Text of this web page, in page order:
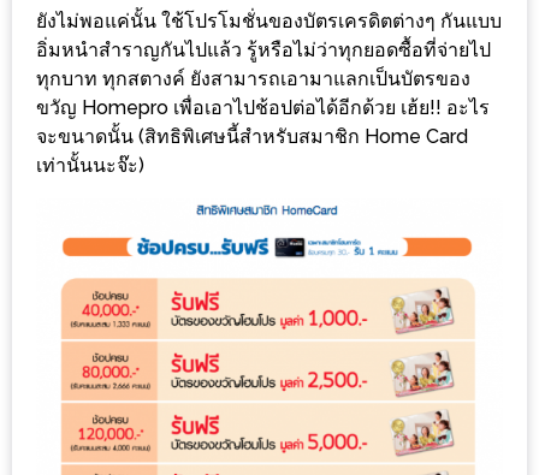
ะ
เด็ด
ที่
AIKO
UP,
3)
อาหาร
โดน
ใจ
ภาพ
ยังไม่พอแค่นั้น ใช้โปรโมชั่นของบัตรเครดิตต่างๆ กันแบบ
อิ่มหนำสำราญกันไปแล้ว รู้หรือไม่ว่าทุกยอดซื้อที่จ่ายไป
ทุกบาท ทุกสตางค์ ยังสามารถเอามาแลกเป็นบัตรของ
ขวัญ Homepro เพื่อเอาไปช้อปต่อได้อีกด้วย เฮ้ย!! อะไร
จะขนาดนั้น (สิทธิพิเศษนี้สำหรับสมาชิก Home Card
เท่านั้นนะจ๊ะ)